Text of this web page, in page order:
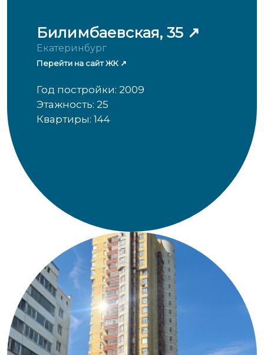
Билимбаевская, 35
Екатеринбург
Перейти на сайт ЖК
Год постройки: 2009
Этажность: 25
Квартиры: 144